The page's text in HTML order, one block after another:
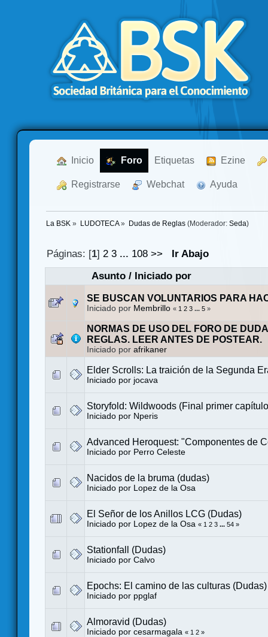
Inicio Foro Etiquetas Ezine
Registrarse Webchat Ayuda
La BSK » LUDOTECA» Dudas de Reglas(Moderador: Seda)
Páginas: [1]2 3 ... 108 >>
Ir Abajo
Asunto/ Iniciado por
SE BUSCAN VOLUNTARIOS PARA
Iniciado por Membrillo « 1 2 3 ... 5 »
NORMAS DE USO DEL FORO DE
REGLAS. LEER ANTES DE POSTEAR.
Iniciado por afrikaner
Elder Scrolls: La traición de la Segunda
Iniciado por jocava
Storyfold: Wildwoods (Final primer
Iniciado por Nperis
Advanced Heroquest: "Componentes de
Iniciado por Perro Celeste
Nacidos de la bruma (dudas)
Iniciado por Lopez de la Osa
El Señor de los Anillos LCG (Dudas)
Iniciado por Lopez de la Osa « 1 2 3 ... 54 »
Stationfall (Dudas)
Iniciado por Calvo
Epochs: El camino de las culturas (Dudas)
Iniciado por ppglaf
Almoravid (Dudas)
Iniciado por cesarmagala « 1 2 »